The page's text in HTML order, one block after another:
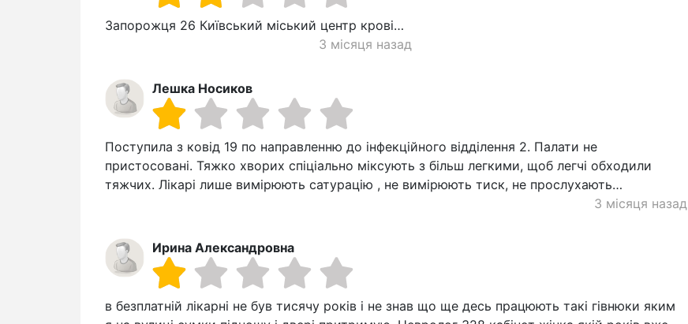
Запорожця 26 Київський міський центр крові…
3 місяця назад
Лешка Носиков
Поступила з ковід 19 по направленню до інфекційного відділення 2. Палати не
пристосовані. Тяжко хворих спіціально міксують з більш легкими, щоб легчі обходили
тяжчих. Лікарі лише вимірюють сатурацію , не вимірюють тиск, не прослухають…
3 місяця назад
Ирина Александровна
в безплатній лікарні не був тисячу років і не знав що ще десь працюють такі гівнюки яким